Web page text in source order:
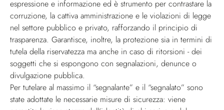
espressione e informazione ed è strumento per contrastare la
corruzione, la cattiva amministrazione e le violazioni di legge
nel settore pubblico e privato, rafforzando il principio di
trasparenza. Garantisce, inoltre, la protezione sia in termini di
tutela della riservatezza ma anche in caso di ritorsioni - dei
soggetti che si espongono con segnalazioni, denunce o
divulgazione pubblica.
Per tutelare al massimo il “segnalante” e il “segnalato” sono
state adottate le necessarie misure di sicurezza: viene